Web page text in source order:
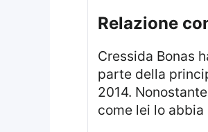
Relazione
Cressida Bonas ha avuto una lunga relazione con il principe Harry, che è iniziata nel 2012 grazie a un’introduzione da
parte della
2014.
come lei lo